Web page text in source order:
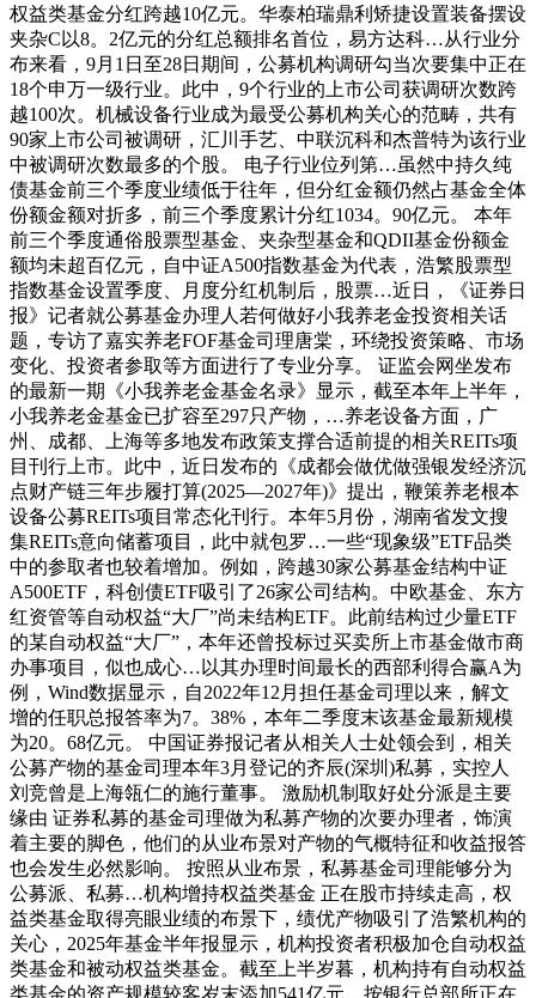
权益类基金分红跨越10亿元。华泰柏瑞鼎利矫捷设置装备摆设
夹杂C以8。2亿元的分红总额排名首位，易方达科…从行业分
布来看，9月1日至28日期间，公募机构调研勾当次要集中正在
18个申万一级行业。此中，9个行业的上市公司获调研次数跨
越100次。机械设备行业成为最受公募机构关心的范畴，共有
90家上市公司被调研，汇川手艺、中联沉科和杰普特为该行业
中被调研次数最多的个股。 电子行业位列第…虽然中持久纯
债基金前三个季度业绩低于往年，但分红金额仍然占基金全体
份额金额对折多，前三个季度累计分红1034。90亿元。 本年
前三个季度通俗股票型基金、夹杂型基金和QDII基金份额金
额均未超百亿元，自中证A500指数基金为代表，浩繁股票型
指数基金设置季度、月度分红机制后，股票…近日，《证券日
报》记者就公募基金办理人若何做好小我养老金投资相关话
题，专访了嘉实养老FOF基金司理唐棠，环绕投资策略、市场
变化、投资者参取等方面进行了专业分享。 证监会网坐发布
的最新一期《小我养老金基金名录》显示，截至本年上半年，
小我养老金基金已扩容至297只产物，…养老设备方面，广
州、成都、上海等多地发布政策支撑合适前提的相关REITs项
目刊行上市。此中，近日发布的《成都会做优做强银发经济沉
点财产链三年步履打算(2025—2027年)》提出，鞭策养老根本
设备公募REITs项目常态化刊行。本年5月份，湖南省发文搜
集REITs意向储蓄项目，此中就包罗…一些“现象级”ETF品类
中的参取者也较着增加。例如，跨越30家公募基金结构中证
A500ETF，科创债ETF吸引了26家公司结构。中欧基金、东方
红资管等自动权益“大厂”尚未结构ETF。此前结构过少量ETF
的某自动权益“大厂”，本年还曾投标过买卖所上市基金做市商
办事项目，似也成心…以其办理时间最长的西部利得合赢A为
例，Wind数据显示，自2022年12月担任基金司理以来，解文
增的任职总报答率为7。38%，本年二季度末该基金最新规模
为20。68亿元。 中国证券报记者从相关人士处领会到，相关
公募产物的基金司理本年3月登记的齐辰(深圳)私募，实控人
刘竞曾是上海瓴仁的施行董事。 激励机制取好处分派是主要
缘由 证券私募的基金司理做为私募产物的次要办理者，饰演
着主要的脚色，他们的从业布景对产物的气概特征和收益报答
也会发生必然影响。 按照从业布景，私募基金司理能够分为
公募派、私募…机构增持权益类基金 正在股市持续走高，权
益类基金取得亮眼业绩的布景下，绩优产物吸引了浩繁机构的
关心，2025年基金半年报显示，机构投资者积极加仓自动权益
类基金和被动权益类基金。截至上半岁暮，机构持有自动权益
类基金的资产规模较客岁末添加541亿元…按银行总部所正在